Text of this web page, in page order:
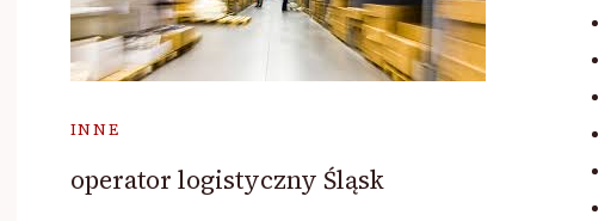
INNE
operator logistyczny Śląsk